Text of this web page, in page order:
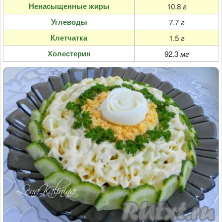
Ненасыщенные жиры 10.8г
Углеводы 7.7г
Клетчатка 1.5г
Холестерин 92.3мг